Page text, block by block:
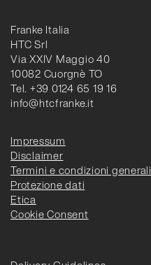
Franke Italia
HTC Srl
Via XXIV Maggio 40
10082 Cuorgnè TO
Tel. +39 0124 65 19 16
info@htcfranke.it
Impressum
Disclaimer
Termini e condizioni generali
Protezione dati
Etica
Cookie Consent